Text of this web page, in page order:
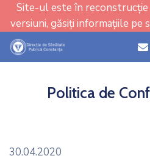
Site-ul este în
versiuni, găsiți informațiile pe
Politica de
30.04.2020